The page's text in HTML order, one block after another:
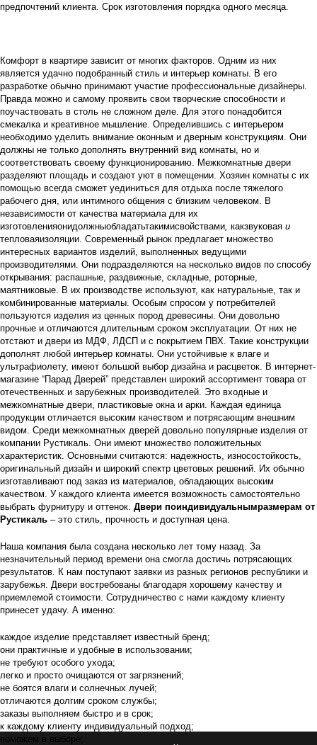
предпочтений клиента. Срок изготовления порядка одного месяца.
Комфорт в квартире зависит от многих факторов. Одним из них
является удачно подобранный стиль и интерьер комнаты. В его
разработке обычно принимают участие профессиональные дизайнеры.
Правда можно и самому проявить свои творческие способности и
поучаствовать в столь не сложном деле. Для этого понадобится
смекалка и креативное мышление. Определившись с интерьером
необходимо уделить внимание оконным и дверным конструкциям. Они
должны не только дополнять внутренний вид комнаты, но и
соответствовать своему функционированию. Межкомнатные двери
разделяют площадь и создают уют в помещении. Хозяин комнаты с их
помощью всегда сможет уединиться для отдыха после тяжелого
рабочего дня, или интимного общения с близким человеком. В
независимости от качества материала для их
изготовленияонидолжныобладатьтакимисвойствами какзвуковая и
тепловаяизоляции. Современный рынок предлагает множество
интересных вариантов изделий, выполненных ведущими
производителями. Они подразделяются на несколько видов по способу
открывания: распашные, раздвижные, складные, роторные,
маятниковые. В их производстве используют, как натуральные, так и
комбинированные материалы. Особым спросом у потребителей
пользуются изделия из ценных пород древесины. Они довольно
прочные и отличаются длительным сроком эксплуатации. От них не
отстают и двери из МДФ, ЛДСП и с покрытием ПВХ. Такие конструкции
дополнят любой интерьер комнаты. Они устойчивые к влаге и
ультрафиолету, имеют большой выбор дизайна и расцветок. В интернет-
магазине “Парад Дверей” представлен широкий ассортимент товара от
отечественных и зарубежных производителей. Это входные и
межкомнатные двери, пластиковые окна и арки. Каждая единица
продукции отличается высоким качеством и потрясающим внешним
видом. Среди межкомнатных дверей довольно популярные изделия от
компании Рустикаль. Они имеют множество положительных
характеристик. Основными считаются: надежность, износостойкость,
оригинальный дизайн и широкий спектр цветовых решений. Их обычно
изготавливают под заказ из материалов, обладающих высоким
качеством. У каждого клиента имеется возможность самостоятельно
выбрать фурнитуру и оттенок. Двери поиндивидуальнымразмерам от
Рустикаль – это стиль, прочность и доступная цена.
Наша компания была создана несколько лет тому назад. За
незначительный период времени она смогла достичь потрясающих
результатов. К нам поступают заявки из разных регионов республики и
зарубежья. Двери востребованы благодаря хорошему качеству и
приемлемой стоимости. Сотрудничество с нами каждому клиенту
принесет удачу. А именно:
каждое изделие представляет известный бренд;
они практичные и удобные в использовании;
не требуют особого ухода;
легко и просто очищаются от загрязнений;
не боятся влаги и солнечных лучей;
отличаются долгим сроком службы;
заказы выполняем быстро и в срок;
к каждому клиенту индивидуальный подход;
поможем в выборе;